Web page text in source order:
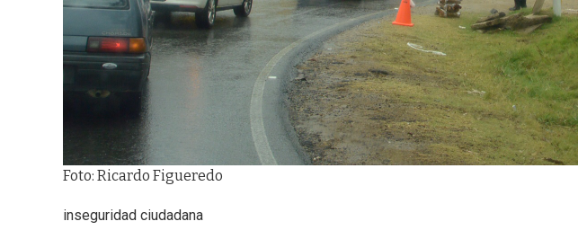
Foto: Ricardo Figueredo
inseguridad ciudadana